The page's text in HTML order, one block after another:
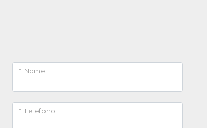
* Nome
* Telefono